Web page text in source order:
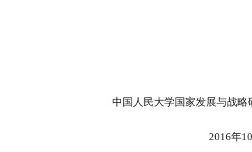
中国人民大学国家发展与战略
2016年